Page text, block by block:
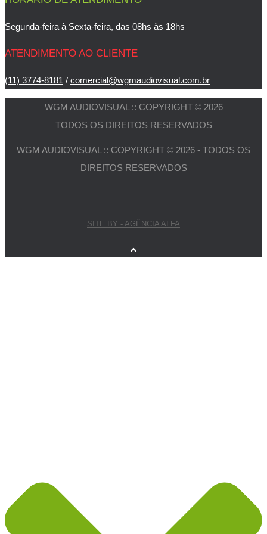
Segunda-feira à Sexta-feira, das 08hs às 18hs
ATENDIMENTO AO CLIENTE
(11) 3774-8181 / comercial@wgmaudiovisual.com.br
WGM AUDIOVISUAL :: COPYRIGHT © 2026
TODOS OS DIREITOS RESERVADOS
WGM AUDIOVISUAL :: COPYRIGHT © 2026 - TODOS OS
DIREITOS RESERVADOS
SITE BY - AGÊNCIA ALFA